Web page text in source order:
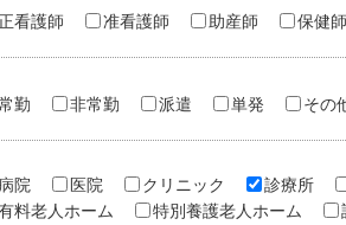
看護師 准看護師 助産師 保健師
勤 非常勤 派遣 単発 その
院 医院 クリニック 診療所
料老人ホーム
特別養護老人ホーム